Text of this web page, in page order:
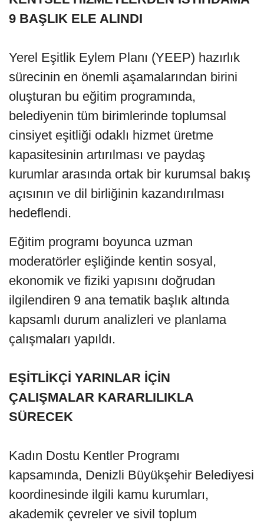
9 BAŞLIK ELE ALINDI
Yerel Eşitlik Eylem Planı (YEEP) hazırlık
sürecinin en önemli aşamalarından birini
oluşturan bu eğitim programında,
belediyenin tüm birimlerinde toplumsal
cinsiyet eşitliği odaklı hizmet üretme
kapasitesinin artırılması ve paydaş
kurumlar arasında ortak bir kurumsal bakış
açısının ve dil birliğinin kazandırılması
hedeflendi.
Eğitim programı boyunca uzman
moderatörler eşliğinde kentin sosyal,
ekonomik ve fiziki yapısını doğrudan
ilgilendiren 9 ana tematik başlık altında
kapsamlı durum analizleri ve planlama
çalışmaları yapıldı.
EŞİTLİKÇİ YARINLAR İÇİN
ÇALIŞMALAR KARARLILIKLA
SÜRECEK
Kadın Dostu Kentler Programı
kapsamında, Denizli Büyükşehir Belediyesi
koordinesinde ilgili kamu kurumları,
akademik çevreler ve sivil toplum